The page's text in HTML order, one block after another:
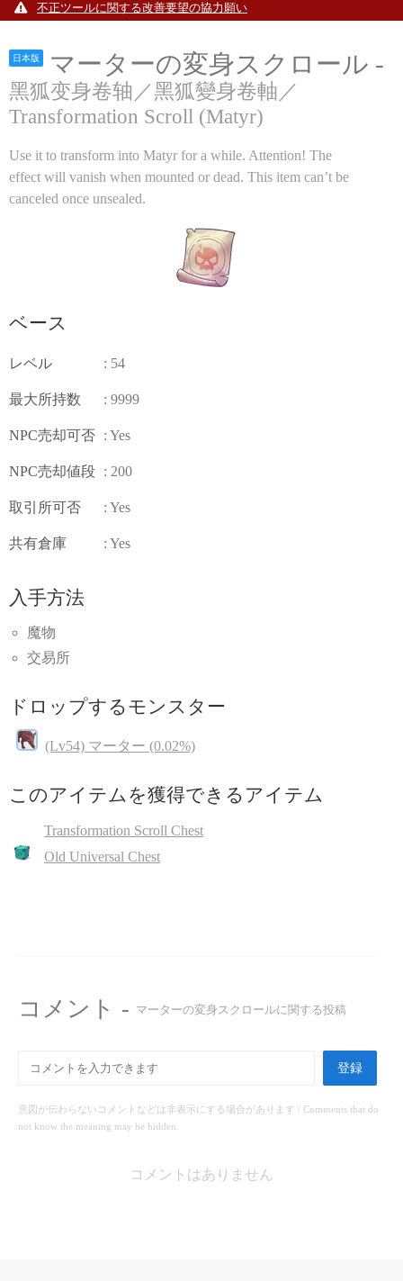
不正ツールに関する改善要望の協力願い
日本版 マーターの変身スクロール -
黑狐变身卷轴／黑狐變身卷軸／
Transformation Scroll (Matyr)
Use it to transform into Matyr for a while. Attention! The
effect will vanish when mounted or dead. This item can’t be
canceled once unsealed.
ベース
レベル : 54
最大所持数 : 9999
NPC売却可否 : Yes
NPC売却値段 : 200
取引所可否 : Yes
共有倉庫 : Yes
入手方法
魔物
交易所
ドロップするモンスター
(Lv54) マーター (0.02%)
このアイテムを獲得できるアイテム
Transformation Scroll Chest
Old Universal Chest
コメント - マーターの変身スクロールに関する投稿
登録
意図が伝わらないコメントなどは非表示にする場合があります / Comments that do
not know the meaning may be hidden.
コメントはありません